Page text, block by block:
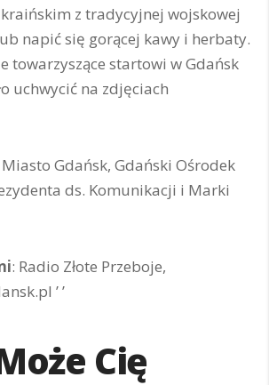
z tradycyjnej wojskowej
napić się gorącej kawy i herbaty.
towarzyszące startowi w Gdańsk
uchwycić na zdjęciach
Miasto Gdańsk, Gdański Ośrodek
ds. Komunikacji i Marki
: Radio Złote Przeboje,
’ ’
Cię